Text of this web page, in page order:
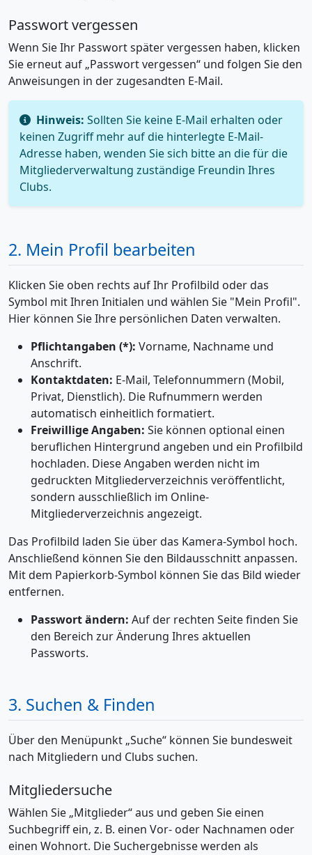
Passwort vergessen
Wenn Sie Ihr Passwort später vergessen haben, klicken
Sie erneut auf „Passwort vergessen“ und folgen Sie den
Anweisungen in der zugesandten E-Mail.
Hinweis: Sollten Sie keine E-Mail erhalten oder
keinen Zugriff mehr auf die hinterlegte E-Mail-
Adresse haben, wenden Sie sich bitte an die für die
Mitgliederverwaltung zuständige Freundin Ihres
Clubs.
2. Mein Profil bearbeiten
Klicken Sie oben rechts auf Ihr Profilbild oder das
Symbol mit Ihren Initialen und wählen Sie "Mein Profil".
Hier können Sie Ihre persönlichen Daten verwalten.
Pflichtangaben (*): Vorname, Nachname und
Anschrift.
Kontaktdaten: E-Mail, Telefonnummern (Mobil,
Privat, Dienstlich). Die Rufnummern werden
automatisch einheitlich formatiert.
Freiwillige Angaben: Sie können optional einen
beruflichen Hintergrund angeben und ein Profilbild
hochladen. Diese Angaben werden nicht im
gedruckten Mitgliederverzeichnis veröffentlicht,
sondern ausschließlich im Online-
Mitgliederverzeichnis angezeigt.
Das Profilbild laden Sie über das Kamera-Symbol hoch.
Anschließend können Sie den Bildausschnitt anpassen.
Mit dem Papierkorb-Symbol können Sie das Bild wieder
entfernen.
Passwort ändern: Auf der rechten Seite finden Sie
den Bereich zur Änderung Ihres aktuellen
Passworts.
3. Suchen & Finden
Über den Menüpunkt „Suche“ können Sie bundesweit
nach Mitgliedern und Clubs suchen.
Mitgliedersuche
Wählen Sie „Mitglieder“ aus und geben Sie einen
Suchbegriff ein, z. B. einen Vor- oder Nachnamen oder
einen Wohnort. Die Suchergebnisse werden als